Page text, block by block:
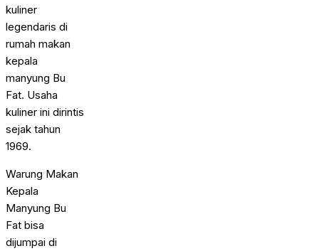
kuliner
legendaris di
rumah makan
kepala
manyung Bu
Fat. Usaha
kuliner ini dirintis
sejak tahun
1969.
Warung Makan
Kepala
Manyung Bu
Fat bisa
dijumpai di